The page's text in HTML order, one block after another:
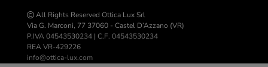
All Rights Reserved Ottica Lux Srl
Via G. Marconi, 77 37060 - Castel D’Azzano (VR)
P.IVA 04543530234 | C.F. 04543530234
REA VR-429226
info@ottica-lux.com